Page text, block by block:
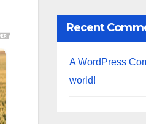
Recent
A WordPress
world!